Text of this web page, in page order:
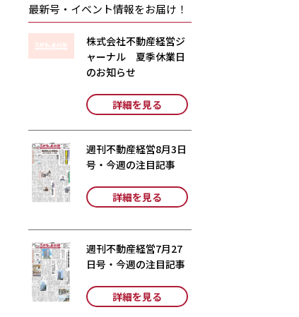
最新号・イベント情報をお届け！
株式会社不動産経営ジ
ャーナル 夏季休業日
のお知らせ
詳細を見る
週刊不動産経営8月3日
号・今週の注目記事
詳細を見る
週刊不動産経営7月27
日号・今週の注目記事
詳細を見る